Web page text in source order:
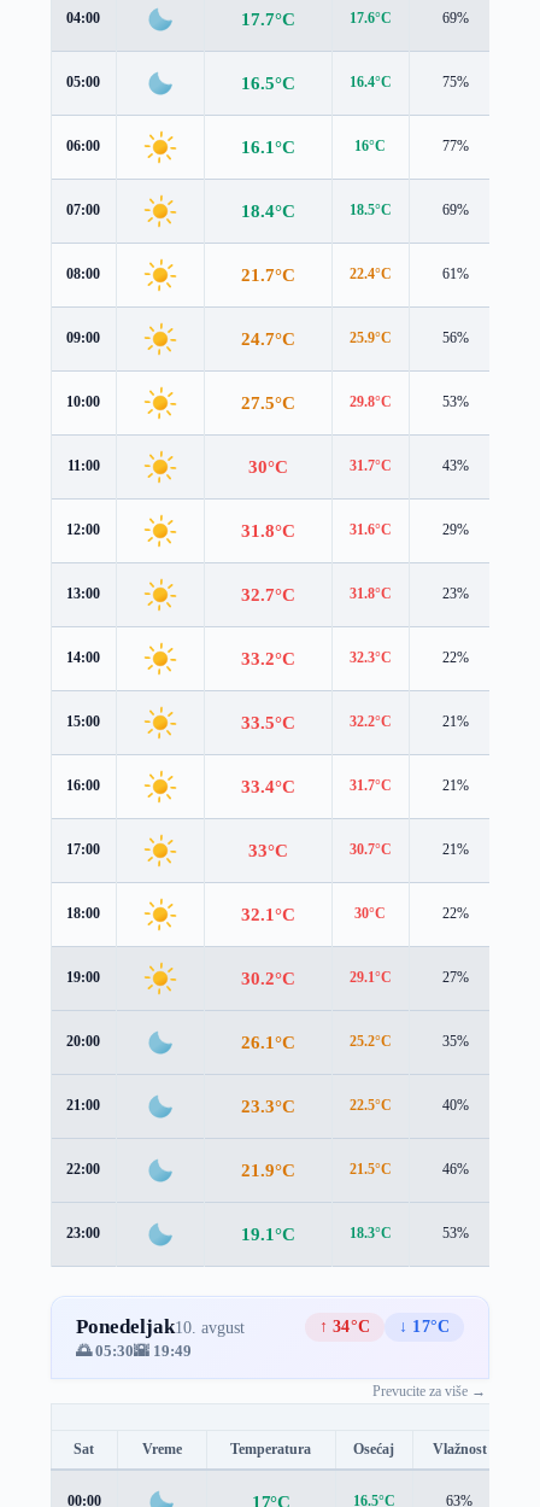
04:00 17.7°C 17.6°C 69%
05:00 16.5°C 16.4°C 75%
06:00 16.1°C 16°C 77%
07:00 18.4°C 18.5°C 69%
08:00 21.7°C 22.4°C 61%
09:00 24.7°C 25.9°C 56%
10:00 27.5°C 29.8°C 53%
11:00 30°C 31.7°C 43%
12:00 31.8°C 31.6°C 29%
13:00 32.7°C 31.8°C 23%
14:00 33.2°C 32.3°C 22%
15:00 33.5°C 32.2°C 21%
16:00 33.4°C 31.7°C 21%
17:00 33°C 30.7°C 21%
18:00 32.1°C 30°C 22%
19:00 30.2°C 29.1°C 27%
20:00 26.1°C 25.2°C 35%
21:00 23.3°C 22.5°C 40%
22:00 21.9°C 21.5°C 46%
23:00 19.1°C 18.3°C 53%
Ponedeljak10. avgust ↑ 34°C
↓ 17°C
🌅 05:30🌇 19:49
Prevucite za više →
Sat Vreme Temperatura Osećaj Vlažnost
00:00 17°C 16.5°C 63%